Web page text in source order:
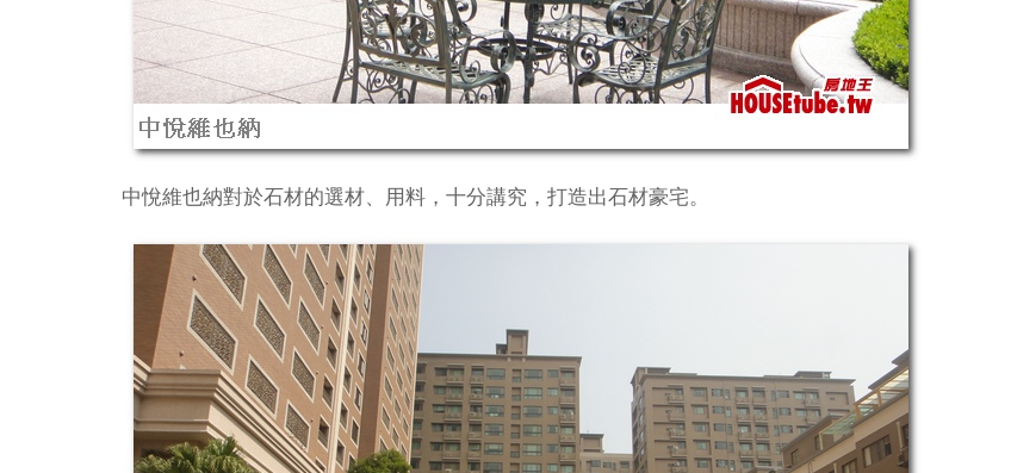
中悅維也納對於石材的選材、用料，十分講究，打造出石材豪宅。